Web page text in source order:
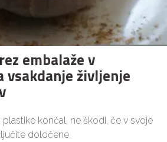
embalaže v
vsakdanje življenje
končal, ne škodi, če v svoje
določene